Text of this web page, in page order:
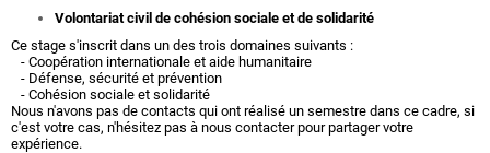
Volontariat civil de cohésion sociale et de solidarité
Ce stage s'inscrit dans un des trois domaines suivants :
- Coopération internationale et aide humanitaire
- Défense, sécurité et prévention
- Cohésion sociale et solidarité
Nous n'avons pas de contacts qui ont réalisé un semestre dans ce cadre, si
c'est votre cas, n'hésitez pas à nous contacterpour partager votre
expérience.